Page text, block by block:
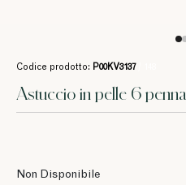
Codice prodotto: P00KV3137
Astuccio in pelle 6 penna
Non Disponibile